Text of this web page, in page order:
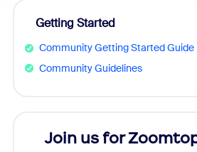
Getting Started
Community Getting Started Guide
Community Guidelines
Join us for